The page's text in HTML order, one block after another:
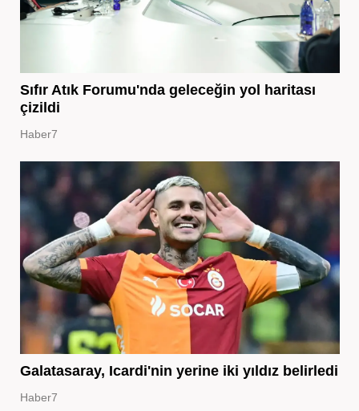
Sıfır Atık Forumu'nda geleceğin yol haritası
çizildi
Haber7
Galatasaray, Icardi'nin yerine iki yıldız belirledi
Haber7